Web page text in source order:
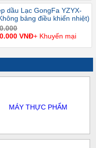
dầu Lạc GongFa YZYX-
bảng điều khiển nhiệt)
VNĐ+ Khuyến mại
MÁY THỰC PHẨM